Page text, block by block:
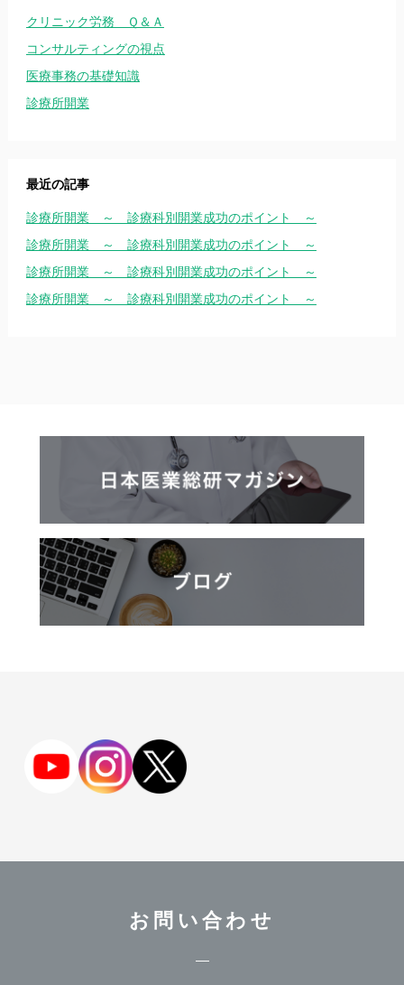
クリニック労務 Ｑ＆Ａ
コンサルティングの視点
医療事務の基礎知識
診療所開業
最近の記事
診療所開業 ～ 診療科別開業成功のポイント ～
診療所開業 ～ 診療科別開業成功のポイント ～
診療所開業 ～ 診療科別開業成功のポイント ～
診療所開業 ～ 診療科別開業成功のポイント ～
お問い合わせ